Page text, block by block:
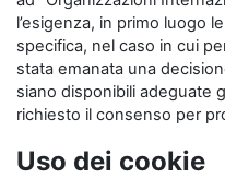
l’esigenza, in primo luogo
specifica, nel caso in cui
stata emanata una
siano disponibili adeguate
richiesto il consenso per
Uso dei cookie